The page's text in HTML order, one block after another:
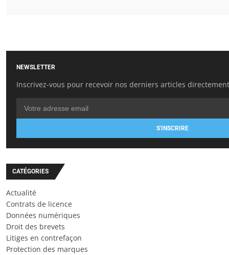
NEWSLETTER
Inscrivez-vous pour recevoir nos derniers articles
S'INSCRIRE
CATÉGORIES
Actualité
Contrats de licence
Données numériques
Droit des brevets
Litiges en contrefaçon
Protection des marques